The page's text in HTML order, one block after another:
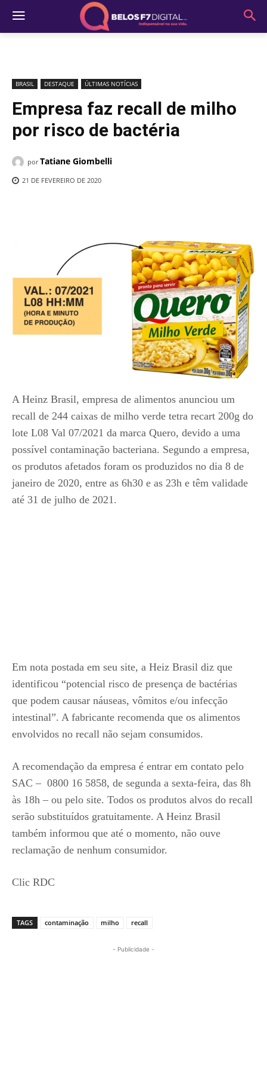
BRASIL DESTAQUE ÚLTIMAS NOTÍCIAS
Empresa faz recall de milho
por risco de bactéria
por Tatiane Giombelli
21 DE FEVEREIRO DE 2020
A Heinz Brasil, empresa de alimentos anunciou um
recall de 244 caixas de milho verde tetra recart 200g do
lote L08 Val 07/2021 da marca Quero, devido a uma
possível contaminação bacteriana. Segundo a empresa,
os produtos afetados foram os produzidos no dia 8 de
janeiro de 2020, entre as 6h30 e as 23h e têm validade
até 31 de julho de 2021.
Em nota postada em seu site, a Heiz Brasil diz que
identificou “potencial risco de presença de bactérias
que podem causar náuseas, vômitos e/ou infecção
intestinal”. A fabricante recomenda que os alimentos
envolvidos no recall não sejam consumidos.
A recomendação da empresa é entrar em contato pelo
SAC – 0800 16 5858, de segunda a sexta-feira, das 8h
às 18h – ou pelo site. Todos os produtos alvos do recall
serão substituídos gratuitamente. A Heinz Brasil
também informou que até o momento, não ouve
reclamação de nenhum consumidor.
Clic RDC
TAGS contaminação milho recall
- Publicidade -